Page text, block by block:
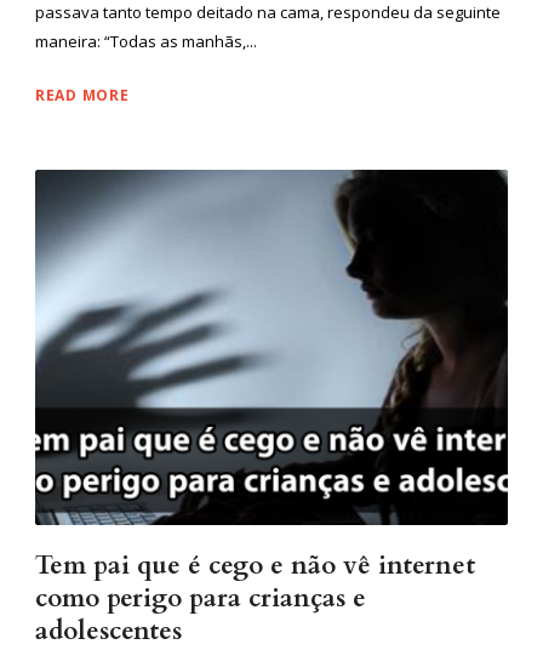
passava tanto tempo deitado na cama, respondeu da seguinte
maneira: “Todas as manhãs,...
READ MORE
Tem pai que é cego e não vê internet
como perigo para crianças e
adolescentes